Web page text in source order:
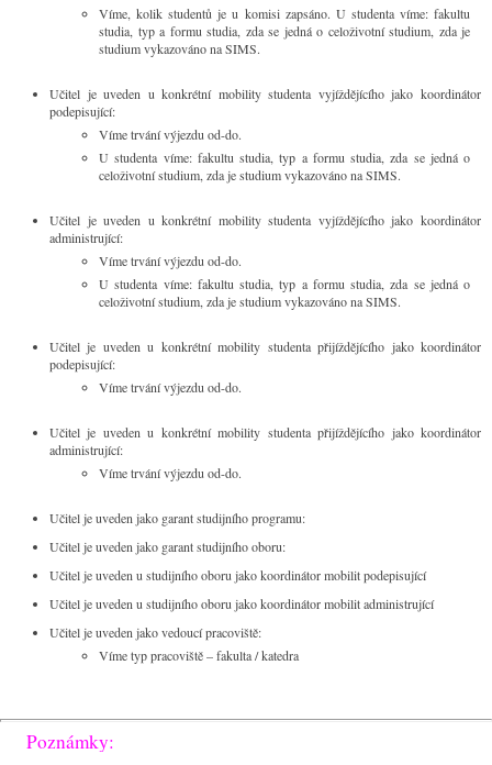
Víme, kolik studentů je u komisi zapsáno. U studenta víme: fakultu
studia, typ a formu studia, zda se jedná o celoživotní studium, zda je
studium vykazováno na SIMS.
Učitel je uveden u konkrétní mobility studenta vyjíždějícího jako koordinátor
podepisující:
Víme trvání výjezdu od-do.
U studenta víme: fakultu studia, typ a formu studia, zda se jedná o
celoživotní studium, zda je studium vykazováno na SIMS.
Učitel je uveden u konkrétní mobility studenta vyjíždějícího jako koordinátor
administrující:
Víme trvání výjezdu od-do.
U studenta víme: fakultu studia, typ a formu studia, zda se jedná o
celoživotní studium, zda je studium vykazováno na SIMS.
Učitel je uveden u konkrétní mobility studenta přijíždějícího jako koordinátor
podepisující:
Víme trvání výjezdu od-do.
Učitel je uveden u konkrétní mobility studenta přijíždějícího jako koordinátor
administrující:
Víme trvání výjezdu od-do.
Učitel je uveden jako garant studijního programu:
Učitel je uveden jako garant studijního oboru:
Učitel je uveden u studijního oboru jako koordinátor mobilit podepisující
Učitel je uveden u studijního oboru jako koordinátor mobilit administrující
Učitel je uveden jako vedoucí pracoviště:
Víme typ pracoviště – fakulta / katedra
Poznámky: